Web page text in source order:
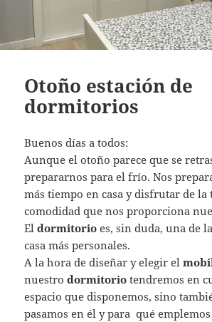
Otoño estación de
dormitorios
Buenos días a todos:
Aunque el otoño parece que se
prepararnos para el frío. Nos
más tiempo en casa y disfrutar de
comodidad que nos proporciona
Eldormitorio es, sin duda, una de
casa más personales.
A la hora de diseñar y elegir el
nuestrodormitorio tendremos en
espacio que disponemos, sino
pasamos en él y para qué